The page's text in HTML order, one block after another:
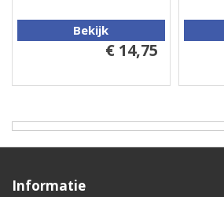
Bekijk
€ 14,75
Informatie